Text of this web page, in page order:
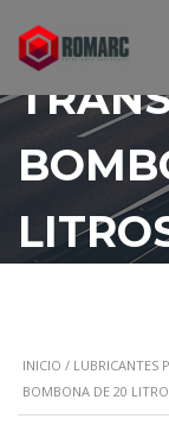
INICIO / LUBRICANTES
BOMBONA DE 20